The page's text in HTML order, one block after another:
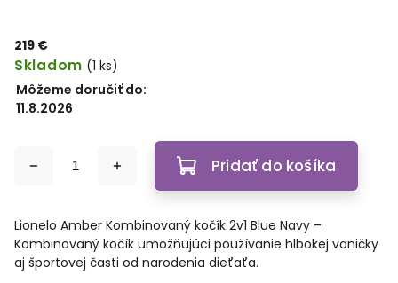
219 €
Skladom (1 ks)
Môžeme doručiť do:
11.8.2026
Pridať do košíka
Lionelo Amber Kombinovaný kočík 2v1 Blue Navy –
Kombinovaný kočík umožňujúci používanie hlbokej vaničky
aj športovej časti od narodenia dieťaťa.